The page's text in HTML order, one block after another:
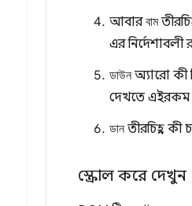
আবারবাম
এর নির্দেশাবলী
ডাউন অ্যারো কী
দেখতে এইরকম
ডান তীরচিহ্ন কী
স্ক্রোল করে দেখুন